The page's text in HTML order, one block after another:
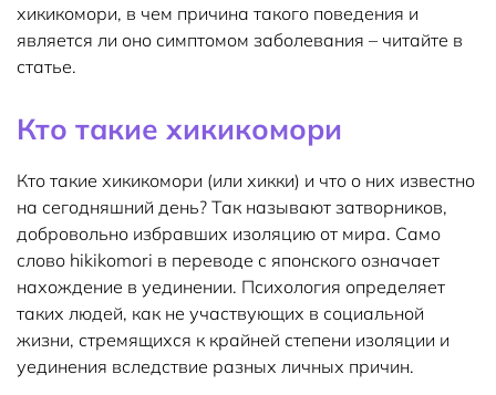
хикикомори, в чем причина такого поведения и
является ли оно симптомом заболевания – читайте в
статье.
Кто такие хикикомори
Кто такие хикикомори (или хикки) и что о них известно
на сегодняшний день? Так называют затворников,
добровольно избравших изоляцию от мира. Само
слово hikikomori в переводе с японского означает
нахождение в уединении. Психология определяет
таких людей, как не участвующих в социальной
жизни, стремящихся к крайней степени изоляции и
уединения вследствие разных личных причин.